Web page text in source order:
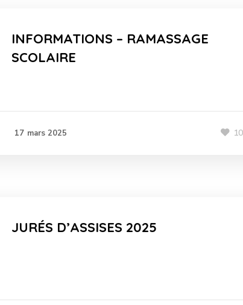
INFORMATIONS – RAMASSAGE
SCOLAIRE
17 mars 2025
JURÉS D’ASSISES 2025